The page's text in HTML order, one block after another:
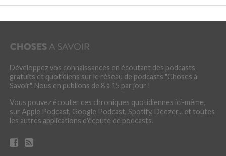
Développez vos connaissances en écoutant des podcasts
gratuits et quotidiens sur le réseau de podcasts "Choses à
Savoir". Nous en publions de 8 à 15 par jour !
Vous pouvez écouter ces chroniques quotidiennes ici-même,
sur Apple Podcast, Google Podcast, Spotify, Deezer... et toutes
les autres applications d'écoute de podcasts.